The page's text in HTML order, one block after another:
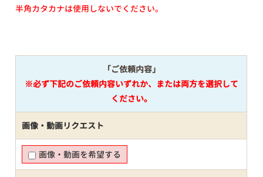
半角カタカナは使用しないでください。
「ご依頼内容」
※必ず下記のご依頼内容いずれか、または両方を選択して
ください。
画像・動画リクエスト
画像・動画を希望する